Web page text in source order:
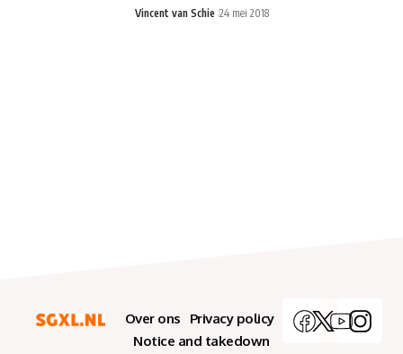
Vincent van Schie 24 mei 2018
Over ons
Privacy policy
Notice and takedown